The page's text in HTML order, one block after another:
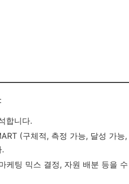
합니다.
(구체적, 측정 가능, 달성 가능,
케팅 믹스 결정, 자원 배분 등을 수